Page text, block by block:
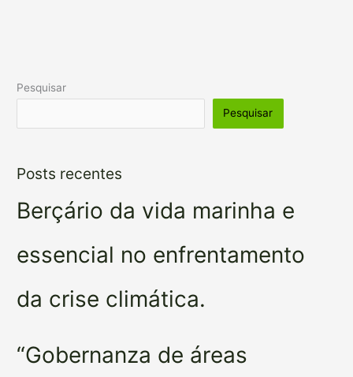
Pesquisar
Pesquisar
Posts recentes
Berçário da vida marinha e
essencial no enfrentamento
da crise climática.
“Gobernanza de áreas